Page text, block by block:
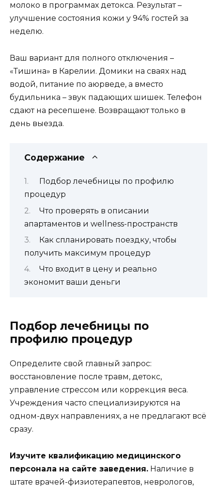
молоко в программах детокса. Результат –
улучшение состояния кожи у 94% гостей за
неделю.
Ваш вариант для полного отключения –
«Тишина» в Карелии. Домики на сваях над
водой, питание по аюрведе, а вместо
будильника – звук падающих шишек. Телефон
сдают на ресепшене. Возвращают только в
день выезда.
Содержание
Подбор лечебницы по профилю
процедур
Что проверять в описании
апартаментов и wellness-пространств
Как спланировать поездку, чтобы
получить максимум процедур
Что входит в цену и реально
экономит ваши деньги
Подбор лечебницы по
профилю процедур
Определите свой главный запрос:
восстановление после травм, детокс,
управление стрессом или коррекция веса.
Учреждения часто специализируются на
одном-двух направлениях, а не предлагают всё
сразу.
Изучите квалификацию медицинского
персонала на сайте заведения. Наличие в
штате врачей-физиотерапевтов, неврологов,